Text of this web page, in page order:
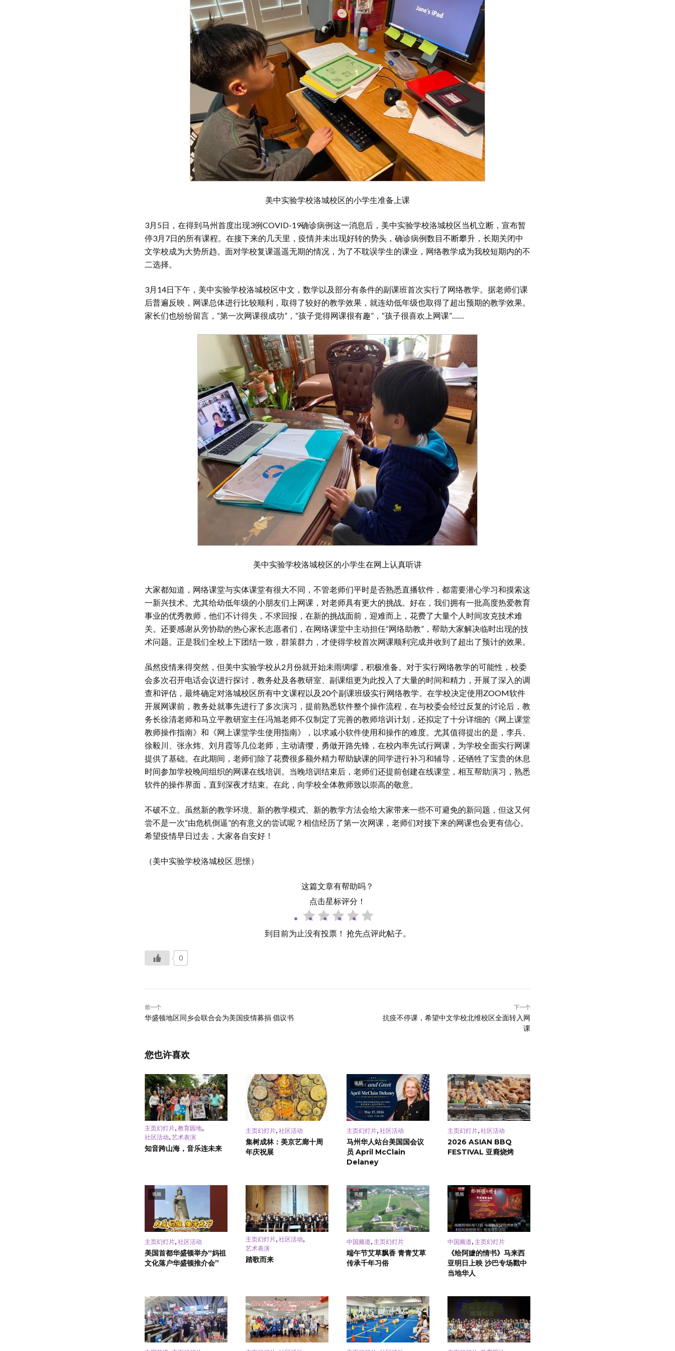
美中实验学校洛城校区的小学生准备上课
3月5日，在得到马州首度出现3例COVID-19确诊病例这一消息后，美中实验学校洛城校区当机立断，宣布暂
停3月7日的所有课程。在接下来的几天里，疫情并未出现好转的势头，确诊病例数目不断攀升，长期关闭中
文学校成为大势所趋。面对学校复课遥遥无期的情况，为了不耽误学生的课业，网络教学成为我校短期内的不
二选择。
3月14日下午，美中实验学校洛城校区中文，数学以及部分有条件的副课班首次实行了网络教学。据老师们课
后普遍反映，网课总体进行比较顺利，取得了较好的教学效果，就连幼低年级也取得了超出预期的教学效果。
家长们也纷纷留言，“第一次网课很成功”，“孩子觉得网课很有趣”，“孩子很喜欢上网课”……
美中实验学校洛城校区的小学生在网上认真听讲
大家都知道，网络课堂与实体课堂有很大不同，不管老师们平时是否熟悉直播软件，都需要潜心学习和摸索这
一新兴技术。尤其给幼低年级的小朋友们上网课，对老师具有更大的挑战。好在，我们拥有一批高度热爱教育
事业的优秀教师，他们不计得失，不求回报，在新的挑战面前，迎难而上，花费了大量个人时间攻克技术难
关。还要感谢从旁协助的热心家长志愿者们，在网络课堂中主动担任“网络助教”，帮助大家解决临时出现的技
术问题。正是我们全校上下团结一致，群策群力，才使得学校首次网课顺利完成并收到了超出了预计的效果。
虽然疫情来得突然，但美中实验学校从2月份就开始未雨绸缪，积极准备。对于实行网络教学的可能性，校委
会多次召开电话会议进行探讨，教务处及各教研室、副课组更为此投入了大量的时间和精力，开展了深入的调
查和评估，最终确定对洛城校区所有中文课程以及20个副课班级实行网络教学。在学校决定使用ZOOM软件
开展网课前，教务处就事先进行了多次演习，提前熟悉软件整个操作流程，在与校委会经过反复的讨论后，教
务长徐清老师和马立平教研室主任冯旭老师不仅制定了完善的教师培训计划，还拟定了十分详细的《网上课堂
教师操作指南》和《网上课堂学生使用指南》，以求减小软件使用和操作的难度。尤其值得提出的是，李兵、
徐毅川、张永炜、刘月霞等几位老师，主动请缨，勇做开路先锋，在校内率先试行网课，为学校全面实行网课
提供了基础。在此期间，老师们除了花费很多额外精力帮助缺课的同学进行补习和辅导，还牺牲了宝贵的休息
时间参加学校晚间组织的网课在线培训。当晚培训结束后，老师们还提前创建在线课堂，相互帮助演习，熟悉
软件的操作界面，直到深夜才结束。在此，向学校全体教师致以崇高的敬意。
不破不立。虽然新的教学环境、新的教学模式、新的教学方法会给大家带来一些不可避免的新问题，但这又何
尝不是一次“由危机倒逼”的有意义的尝试呢？相信经历了第一次网课，老师们对接下来的网课也会更有信心。
希望疫情早日过去，大家各自安好！
（美中实验学校洛城校区 思憬）
这篇文章有帮助吗？
点击星标评分！
到目前为止没有投票！ 抢先点评此帖子。
0
前一个
华盛顿地区同乡会联合会为美国疫情募捐 倡议书
下一个
抗疫不停课，希望中文学校北维校区全面转入网
课
您也许喜欢
主页幻灯片 教育园地
社区活动 艺术表演
知音跨山海，音乐连未来
主页幻灯片 社区活动
集树成林：美京艺廊十周
年庆祝展
视频
主页幻灯片 社区活动
马州华人站台美国国会议
员 April McClain
Delaney
视频
主页幻灯片 社区活动
2026 ASIAN BBQ
FESTIVAL 亚裔烧烤
视频
主页幻灯片 社区活动
美国首都华盛顿举办“妈祖
文化落户华盛顿推介会”
主页幻灯片 社区活动
艺术表演
踏歌而来
视频
中国频道 主页幻灯片
端午节艾草飘香 青青艾草
传承千年习俗
视频
中国频道 主页幻灯片
《给阿嬷的情书》马来西
亚明日上映 沙巴专场戳中
当地华人